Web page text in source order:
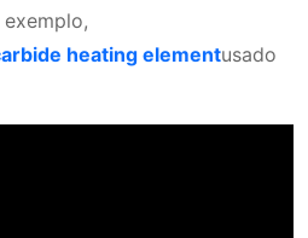
heating elementusado